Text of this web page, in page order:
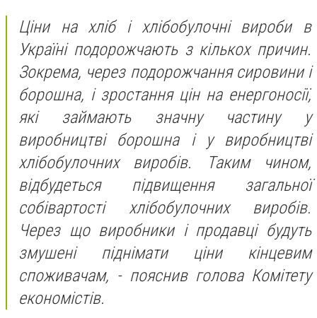
Ціни на хліб і хлібобулочні вироби в
Україні подорожчають з кількох причин.
Зокрема, через подорожчання сировини і
борошна, і зростання цін на енергоносії,
які займають значну частину у
виробництві борошна і у виробництві
хлібобулочних виробів. Таким чином,
відбудеться підвищення загальної
собівартості хлібобулочних виробів.
Через що виробники і продавці будуть
змушені піднімати ціни кінцевим
споживачам, - пояснив голова Комітету
економістів.